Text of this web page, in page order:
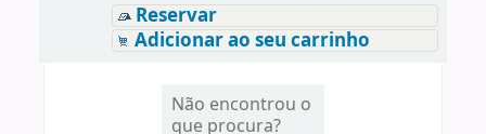
Reservar
Adicionar ao seu carrinho
Não encontrou o
que procura?